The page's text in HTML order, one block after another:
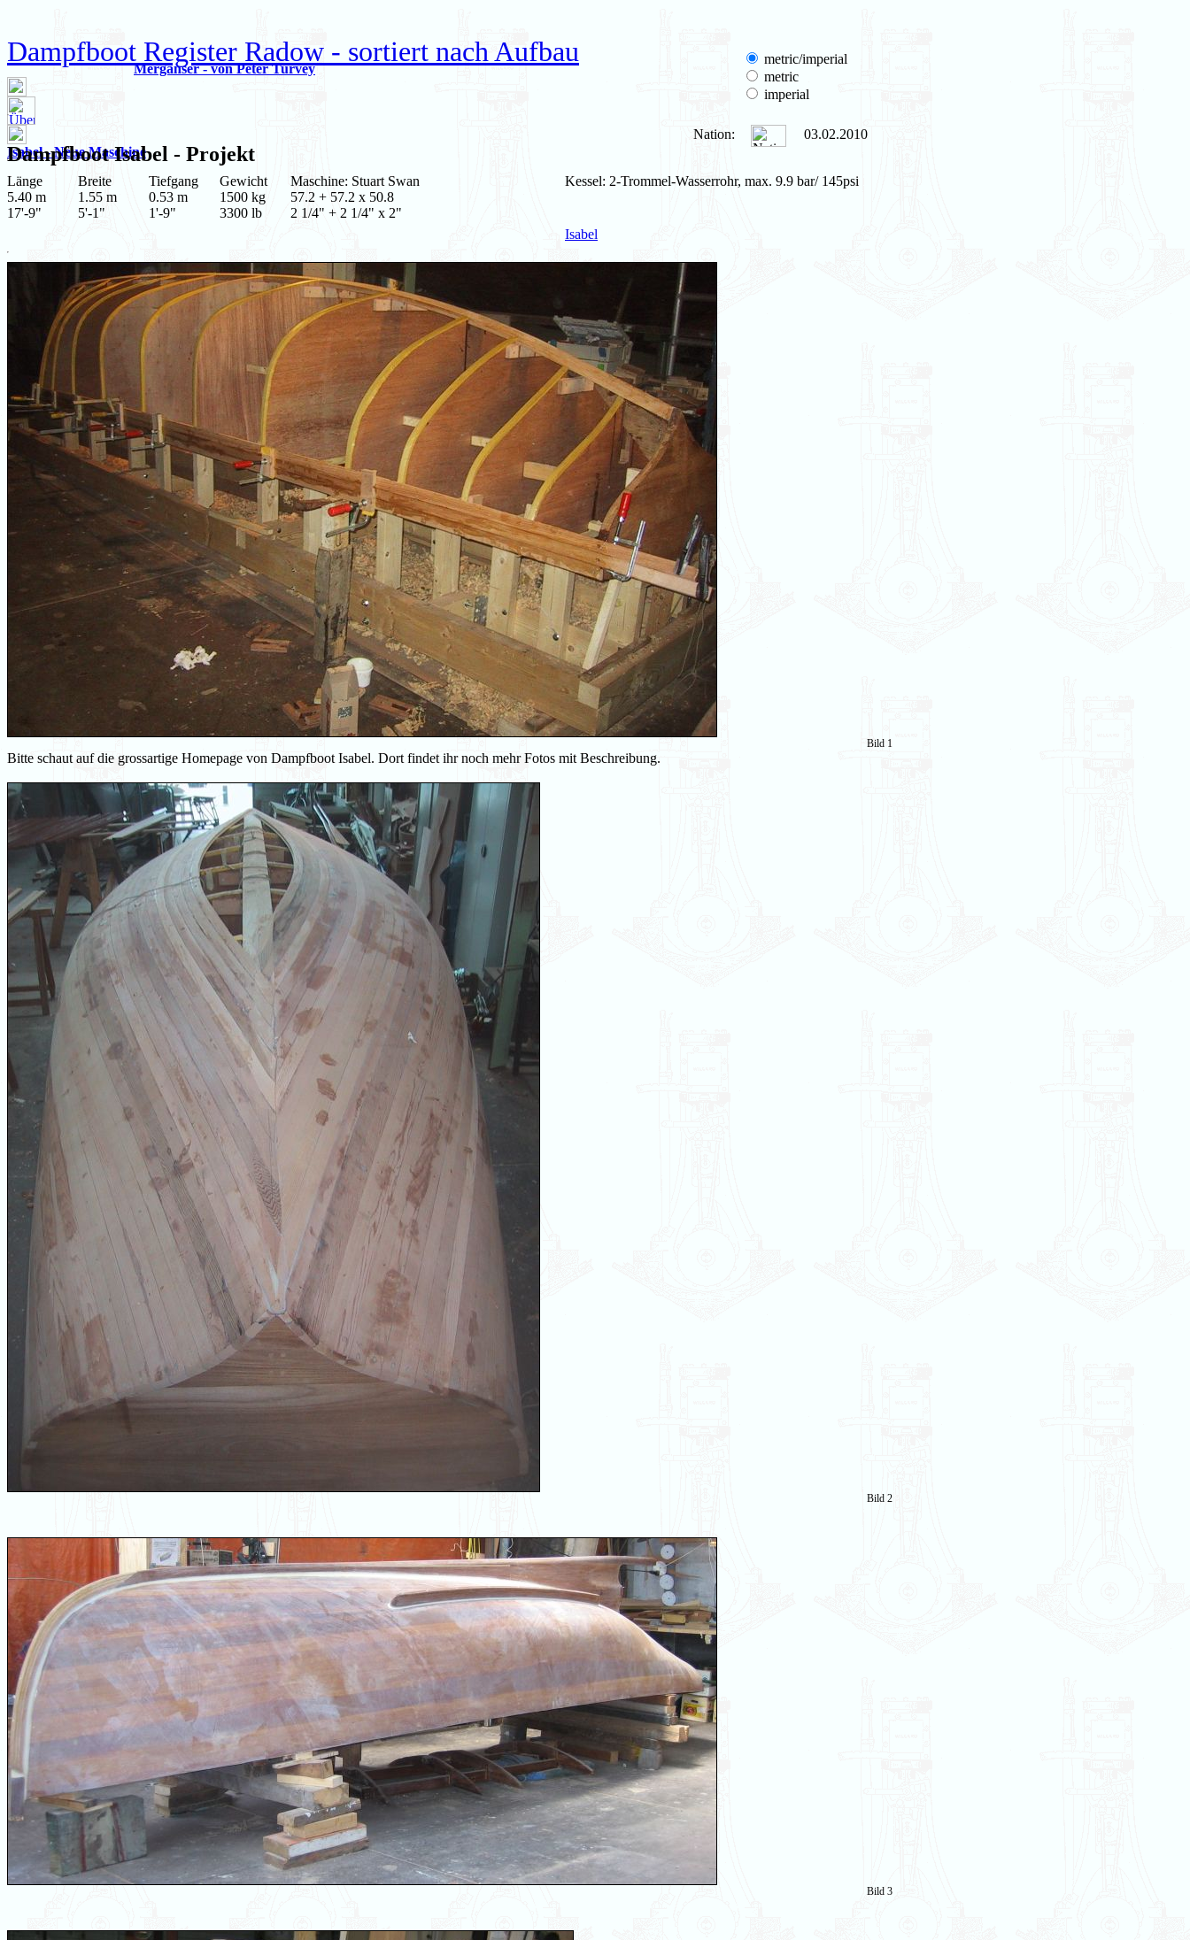
Dampfboot Register Radow - sortiert nach Aufbau
Merganser - von Peter Turvey
Isabel - Neue Maschine
metric/imperial
metric
imperial
DampfbootIsabel - Projekt
Nation: 03.02.2010
Länge
5.40 m
17'-9"
Breite
1.55 m
5'-1"
Tiefgang
0.53 m
1'-9"
Gewicht
1500 kg
3300 lb
Maschine: Stuart Swan
57.2 + 57.2 x 50.8
2 1/4" + 2 1/4" x 2"
Kessel: 2-Trommel-Wasserrohr, max. 9.9 bar/ 145psi
Isabel
Bild 1
Bitte schaut auf die grossartige Homepage von Dampfboot Isabel. Dort findet ihr noch mehr Fotos mit Beschreibung.
Bild 2
Bild 3